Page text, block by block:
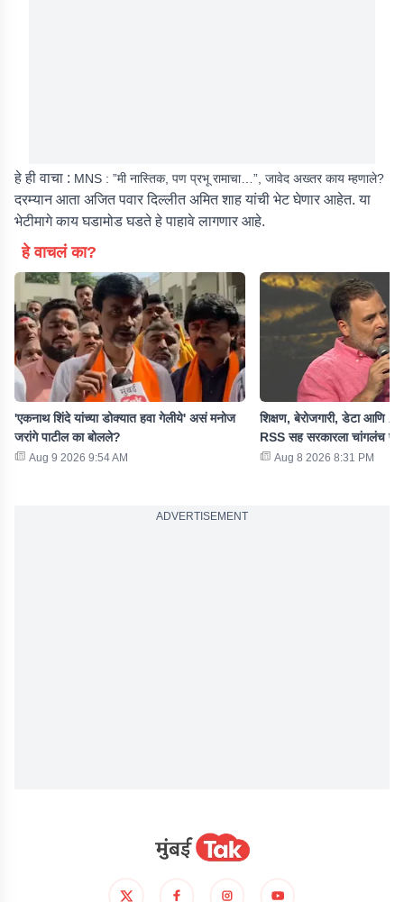
हे ही वाचा : MNS : ”मी नास्तिक, पण प्रभू रामाचा…”, जावेद अख्तर काय म्हणाले?
दरम्यान आता अजित पवार दिल्लीत अमित शाह यांची भेट घेणार आहेत. या
भेटीमागे काय घडामोड घडते हे पाहावे लागणार आहे.
हे वाचलं का?
'एकनाथ शिंदे यांच्या डोक्यात हवा गेलीये' असं मनोज
जरांगे पाटील का बोलले?
Aug 9 2026 9:54 AM
शिक्षण, बेरोजगारी, डेटा आणि
RSS सह सरकारला चांगलंच
Aug 8 2026 8:31 PM
ADVERTISEMENT